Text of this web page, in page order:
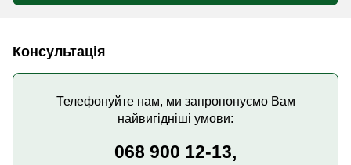
Консультація
Телефонуйте нам, ми запропонуємо Вам
найвигідніші умови:
068 900 12-13,